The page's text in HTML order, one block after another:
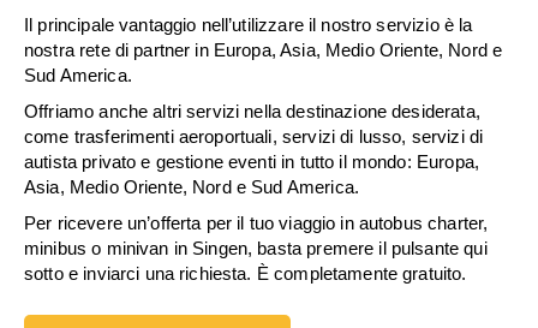
Il principale vantaggio nell’utilizzare il nostro servizio è la
nostra rete di partner in Europa, Asia, Medio Oriente, Nord e
Sud America.
Offriamo anche altri servizi nella destinazione desiderata,
come trasferimenti aeroportuali, servizi di lusso, servizi di
autista privato e gestione eventi in tutto il mondo: Europa,
Asia, Medio Oriente, Nord e Sud America.
Per ricevere un’offerta per il tuo viaggio in autobus charter,
minibus o minivan in Singen, basta premere il pulsante qui
sotto e inviarci una richiesta. È completamente gratuito.